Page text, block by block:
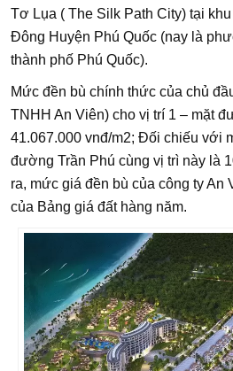
Tơ Lụa ( The Silk Path City) tại
Đông Huyện Phú Quốc (nay là
thành phố Phú Quốc).
Mức đền bù chính thức của chủ
TNHH An Viên) cho vị trí 1 – mặt
41.067.000 vnđ/m2; Đối chiếu với
đường Trần Phú cùng vị trì này là
ra, mức giá đền bù của công ty An
của Bảng giá đất hàng năm.